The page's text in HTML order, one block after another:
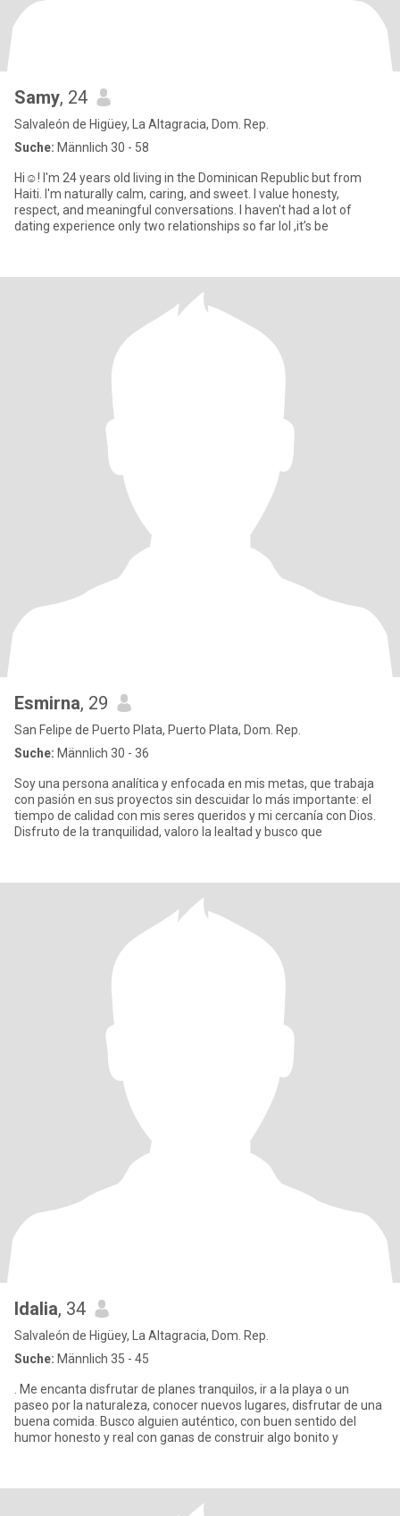
Samy, 24
Salvaleón de Higüey, La Altagracia, Dom. Rep.
Suche: Männlich 30 - 58
Hi☺️! I'm 24 years old living in the Dominican Republic but from
Haiti. I'm naturally calm, caring, and sweet. I value honesty,
respect, and meaningful conversations. I haven't had a lot of
dating experience only two relationships so far lol ,it’s be
Esmirna, 29
San Felipe de Puerto Plata, Puerto Plata, Dom. Rep.
Suche: Männlich 30 - 36
Soy una persona analítica y enfocada en mis metas, que trabaja
con pasión en sus proyectos sin descuidar lo más importante: el
tiempo de calidad con mis seres queridos y mi cercanía con Dios.
Disfruto de la tranquilidad, valoro la lealtad y busco que
Idalia, 34
Salvaleón de Higüey, La Altagracia, Dom. Rep.
Suche: Männlich 35 - 45
. Me encanta disfrutar de planes tranquilos, ir a la playa o un
paseo por la naturaleza, conocer nuevos lugares, disfrutar de una
buena comida. Busco alguien auténtico, con buen sentido del
humor honesto y real con ganas de construir algo bonito y